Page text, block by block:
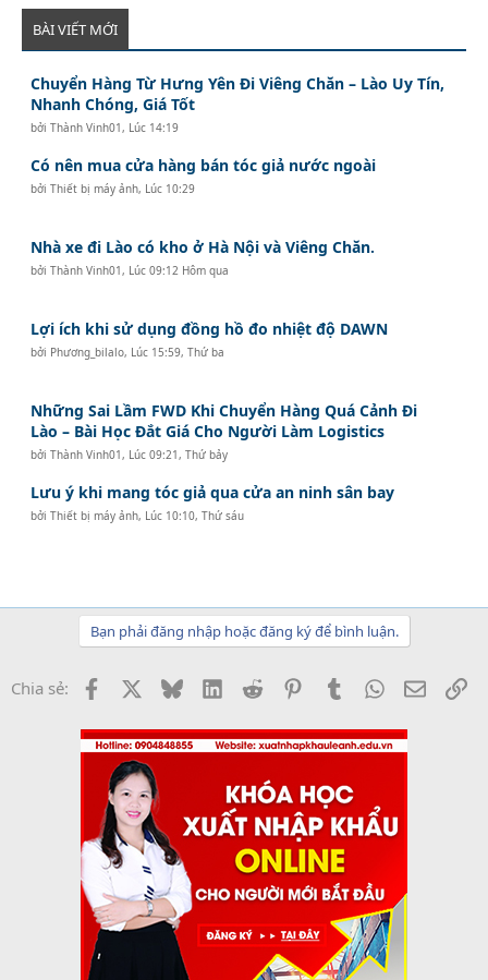
BÀI VIẾT MỚI
Chuyển Hàng Từ Hưng Yên Đi Viêng Chăn – Lào Uy Tín,
Nhanh Chóng, Giá Tốt
bởiThành Vinh01, Lúc 14:19
Có nên mua cửa hàng bán tóc giả nước ngoài
bởiThiết bị máy ảnh, Lúc 10:29
Nhà xe đi Lào có kho ở Hà Nội và Viêng Chăn.
bởiThành Vinh01, Lúc 09:12 Hôm qua
Lợi ích khi sử dụng đồng hồ đo nhiệt độ DAWN
bởi Phương_bilalo, Lúc 15:59, Thứ ba
Những Sai Lầm FWD Khi Chuyển Hàng Quá Cảnh Đi
Lào – Bài Học Đắt Giá Cho Người Làm Logistics
bởiThành Vinh01, Lúc 09:21, Thứ bảy
Lưu ý khi mang tóc giả qua cửa an ninh sân bay
bởiThiết bị máy ảnh, Lúc 10:10, Thứ sáu
Bạn phải đăng nhập hoặc đăng ký để bình luận.
Chia sẻ: Facebook BlueskyLinkedInReddit PinterestTumblrWhatsApp
Email